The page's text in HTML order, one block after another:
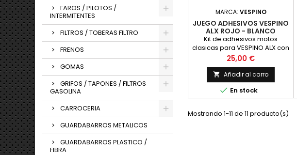
FAROS / PILOTOS /
INTERMITENTES
FILTROS / TOBERAS FILTRO
FRENOS
GOMAS
GRIFOS / TAPONES / FILTROS
GASOLINA
CARROCERIA
GUARDABARROS METALICOS
GUARDABARROS PLASTICO /
FIBRA
MARCA: VESPINO
JUEGO ADHESIVOS VESPINO
ALX ROJO - BLANCO
Kit de adhesivos motos
clasicas para VESPINO ALX con
franjas gruesas rojas y finas
en color blanco, LEYENDAS DE
ALX en gris. Juego de
Pegatinas Completo - Vinilo
para Moto, m&aacute;xima
Calidad.
Precio
25,00 €
 Añadir al carro
 En stock
Mostrando 1-11 de 11 producto(s)